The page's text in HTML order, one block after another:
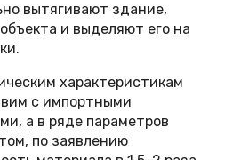
вытягивают здание,
и выделяют его на
характеристикам
с импортными
а в ряде параметров
по заявлению